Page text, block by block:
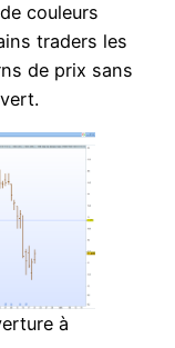
couleurs
traders les
de prix sans
à